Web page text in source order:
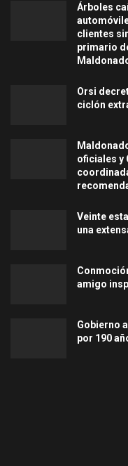
Árboles
clientes
primario
Orsi
ciclón
oficiales y
Veinte
una
amigo
Gobierno
por 190